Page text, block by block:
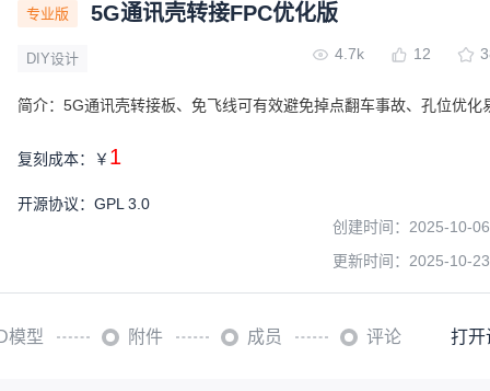
专业版 5G通讯壳转接FPC优化版
DIY设计 4.7k 12
简介： 5G通讯壳转接板、免飞线可有效避免掉点翻车事故、孔位优化
复刻成本： ￥ 1
开源协议： GPL 3.0
创建时间： 2025-10-
更新时间： 2025-10-
模型 附件 成员 评论 打开